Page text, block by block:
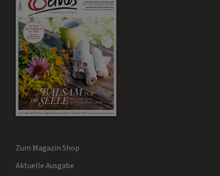
Zum Magazin Shop
Aktuelle Ausgabe